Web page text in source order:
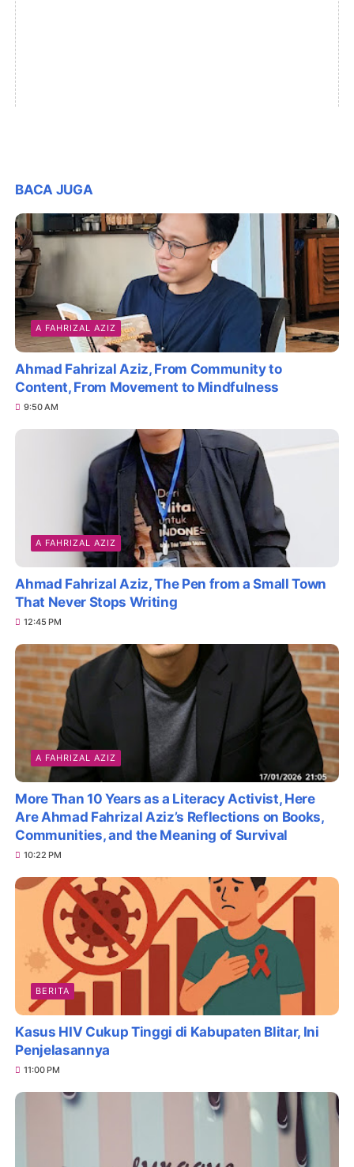
BACA JUGA
A FAHRIZAL AZIZ
Ahmad Fahrizal Aziz, From Community to
Content, From Movement to Mindfulness
9:50 AM
A FAHRIZAL AZIZ
Ahmad Fahrizal Aziz, The Pen from a Small Town
That Never Stops Writing
12:45 PM
A FAHRIZAL AZIZ
More Than 10 Years as a Literacy Activist, Here
Are Ahmad Fahrizal Aziz’s Reflections on Books,
Communities, and the Meaning of Survival
10:22 PM
BERITA
Kasus HIV Cukup Tinggi di Kabupaten Blitar, Ini
Penjelasannya
11:00 PM